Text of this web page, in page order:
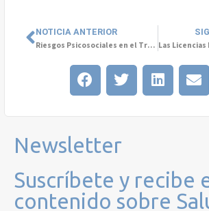
NOTICIA ANTERIOR
Riesgos Psicosociales en el Trabajo: Evaluación y Prevención
Newsletter
Suscríbete y recibe
contenido sobre